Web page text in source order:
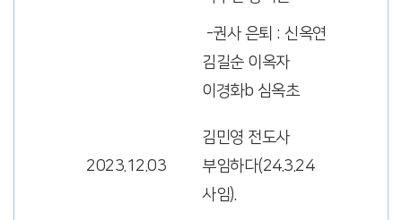
-권사 은퇴 : 신옥연
김길순 이옥자
이경화b 심옥초
2023.12.03
김민영 전도사
부임하다(24.3.24
사임).